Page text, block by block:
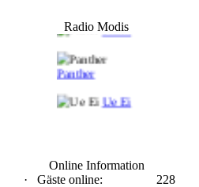
Radio Modis
Frank
Panther
Ue Ei
Online Information
·
Gäste online:
228